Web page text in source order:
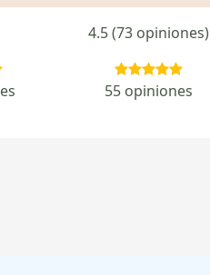
4.5 (73 opiniones)
55 opiniones